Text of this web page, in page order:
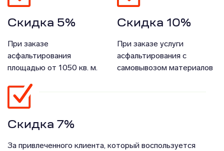
Скидка 5%
При заказе
асфальтирования
площадью от 1050 кв. м.
Скидка 10%
При заказе услуги
асфальтирования с
самовывозом материалов
Скидка 7%
За привлеченного клиента, который воспользуется